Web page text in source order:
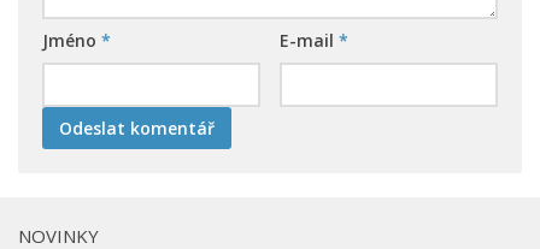
Jméno * E-mail *
NOVINKY